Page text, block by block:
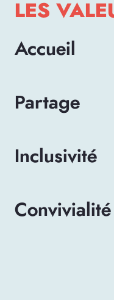
LES
Accueil
Partage
Inclusivité
Convivialité